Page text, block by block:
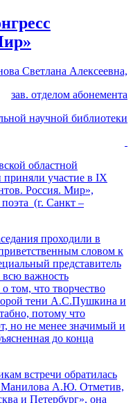
Светлана Алексеевна,
зав. отделом абонемента
научной библиотеки
областной
приняли участие в IX
Россия. Мир»,
(г. Санкт –
проходили в
словом к
представитель
важность
том, что творчество
тени А.С.Пушкина и
потому что
но не менее значимый и
до конца
встречи обратилась
Манилова А.Ю. Отметив,
и Петербург», она